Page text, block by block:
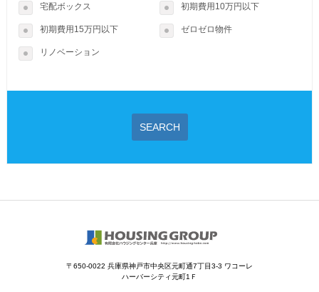
宅配ボックス 初期費用10万円以下
初期費用15万円以下 ゼロゼロ物件
リノベーション
SEARCH
〒650-0022 兵庫県神戸市中央区元町通7丁目3-3 ワコーレ
ハーバーシティ元町1Ｆ